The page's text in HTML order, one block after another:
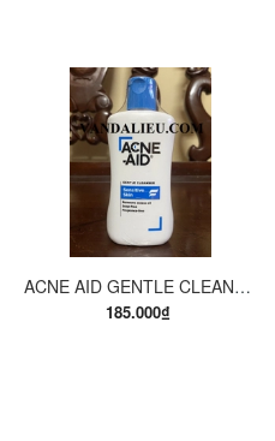
ACNE AID GENTLE CLEANSER 100ML. SỮA RỬA MẶT THÍCH HỢP CHO DA NHỜN VÀ MỤN.
185.000₫